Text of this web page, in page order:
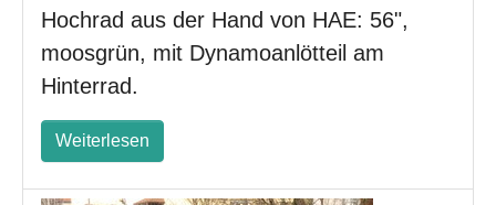
Hochrad aus der Hand von HAE: 56",
moosgrün, mit Dynamoanlötteil am
Hinterrad.
Weiterlesen